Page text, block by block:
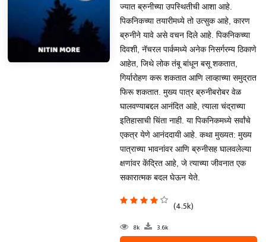
ज्यात ब्रुनीच्या उपस्थितीची आशा आहे.
पिकनिकच्या तयारीमध्ये तो उत्सुक आहे, कारण
ब्रुनीने यावे असे वचन दिले आहे. पिकनिकच्या
दिवशी, नॅचरल पार्कमध्ये अनेक निसर्गरम्य ठिकाणे
आहेत, जिथे लोक तंबू बांधून बसू शकतात,
गिर्यारोहण करू शकतात आणि लाव्हाच्या समुद्रात
फिरू शकतात. मुख्य पात्र ब्रुनीबरोबर वेळ
घालवण्याबद्दल आनंदित आहे, त्याला चंद्राच्या
इतिहासाची चिंता नाही. या पिकनिकमध्ये सर्वांचे
एकत्र येणे आनंददायी आहे. कथा मुख्यत: मुख्य
पात्राच्या भावनांवर आणि ब्रुनीसह घालवलेल्या
क्षणांवर केंद्रित आहे, जे त्याच्या जीवनात एक
सकारात्मक बदल घेऊन येते.
(4.5k)
8k 3.6k